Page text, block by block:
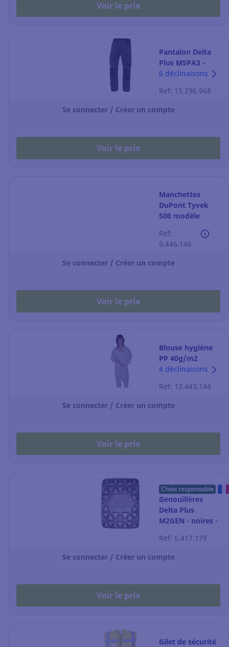
Voir le prix
Pantalon Delta
Plus M5PA3 -
gris/noir - taille
6 déclinaisons
Ref: 15.296.968
Se connecter / Créer un compte
Voir le prix
Manchettes
DuPont Tyvek
500 modèle
Ref:
9.446.146
Se connecter / Créer un compte
Voir le prix
Blouse hygiène
PP 40g/m2
Safewear -
XL
4 déclinaisons
Ref: 13.443.144
Se connecter / Créer un compte
Voir le prix
Choix responsable
Genouillères
Delta Plus
M2GEN - noires -
Ref: 6.417.179
Se connecter / Créer un compte
Voir le prix
Gilet de sécurité